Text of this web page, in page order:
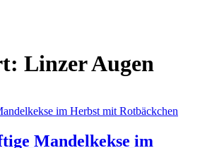
Linzer Augen
Mandelkekse im